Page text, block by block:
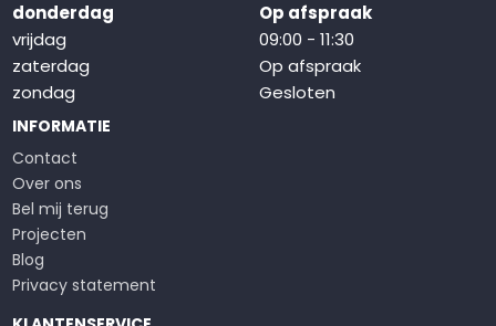
donderdag
Op afspraak
vrijdag
09:00 - 11:30
zaterdag
Op afspraak
zondag
Gesloten
INFORMATIE
Contact
Over ons
Bel mij terug
Projecten
Blog
Privacy statement